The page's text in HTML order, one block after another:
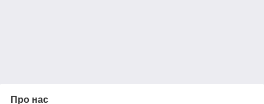
Про нас